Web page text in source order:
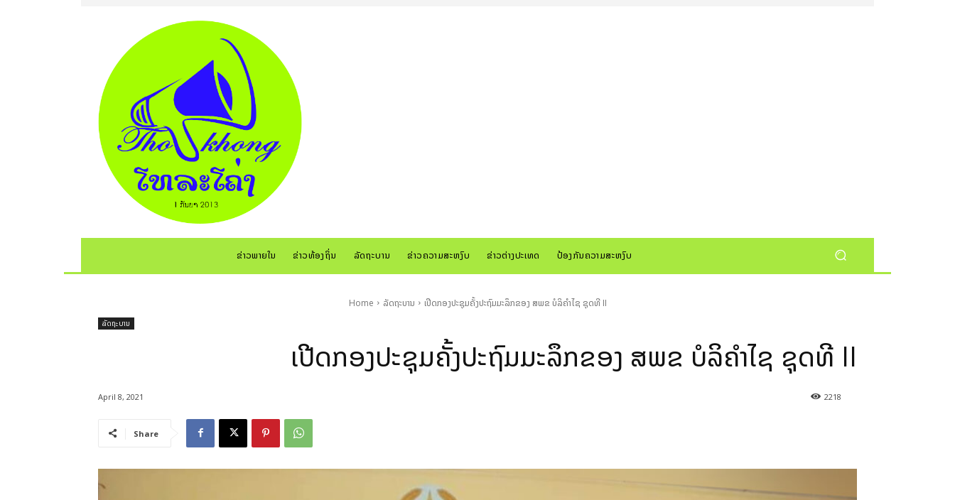
ຂ່າວພາຍໃນ ຂ່າວທ້ອງຖິ່ນ ລັດຖະບານ ຂ່າວຄວາມສະຫງົບ ຂ່າວຕ່າງປະເທດ ປ້ອງກັນຄວາມສະຫງົບ
Home ລັດຖະບານ ເປີດກອງປະຊຸມຄັ້ງປະຖົມມະລຶກຂອງ ສພຂ ບໍລິຄຳໄຊ ຊຸດທີ II
ລັດຖະບານ
ເປີດກອງປະຊຸມຄັ້ງປະຖົມມະລຶກຂອງ ສພຂ ບໍລິຄຳໄຊ ຊຸດທີ II
2218
April 8, 2021
Share